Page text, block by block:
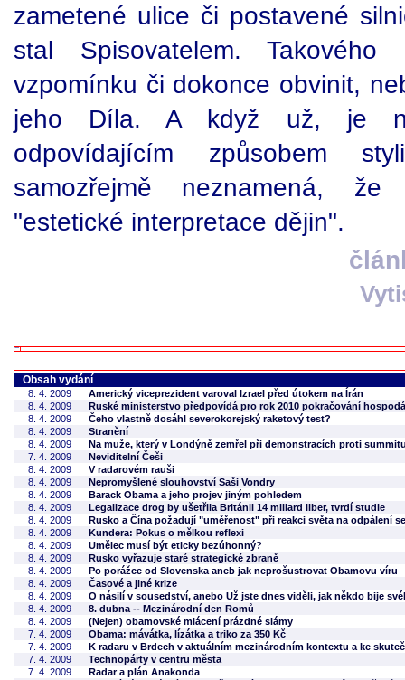
zametené ulice či postavené
stal Spisovatelem.
vzpomínku či dokonce obvinit,
jeho Díla. A když už, je
odpovídajícím způsobem
samozřejmě neznamená,
"estetické interpretace dějin".
Obsah vydání
8. 4. 2009
Americký viceprezident varoval Izrael před útokem na Írán
8. 4. 2009
Ruské ministerstvo předpovídá pro rok 2010 pokračování
8. 4. 2009
Čeho vlastně dosáhl severokorejský raketový test?
8. 4. 2009
Stranění
8. 4. 2009
Na muže, který v Londýně zemřel při demonstracích proti
7. 4. 2009
Neviditelní Češi
8. 4. 2009
V radarovém rauši
8. 4. 2009
Nepromyšlené slouhovství Saši Vondry
8. 4. 2009
Barack Obama a jeho projev jiným pohledem
8. 4. 2009
Legalizace drog by ušetřila Británii 14 miliard liber, tvrdí studie
8. 4. 2009
Rusko a Čína požadují "uměřenost" při reakci světa na odpálení
8. 4. 2009
Kundera: Pokus o mělkou reflexi
8. 4. 2009
Umělec musí být eticky bezúhonný?
8. 4. 2009
Rusko vyřazuje staré strategické zbraně
8. 4. 2009
Po porážce od Slovenska aneb jak neprošustrovat Obamovu víru
8. 4. 2009
Časové a jiné krize
8. 4. 2009
O násilí v sousedství, anebo Už jste dnes viděli, jak někdo bije
8. 4. 2009
8. dubna -- Mezinárodní den Romů
8. 4. 2009
(Nejen) obamovské mlácení prázdné slámy
7. 4. 2009
Obama: mávátka, lízátka a triko za 350 Kč
7. 4. 2009
K radaru v Brdech v aktuálním mezinárodním kontextu a ke
7. 4. 2009
Technopárty v centru města
7. 4. 2009
Radar a plán Anakonda